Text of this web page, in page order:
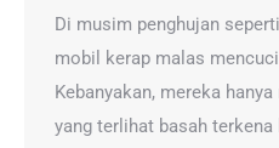
Di musim penghujan
mobil kerap malas
Kebanyakan, mereka
yang terlihat basah